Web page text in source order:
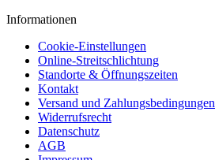
Informationen
Cookie-Einstellungen
Online-Streitschlichtung
Standorte & Öffnungszeiten
Kontakt
Versand und Zahlungsbedingungen
Widerrufsrecht
Datenschutz
AGB